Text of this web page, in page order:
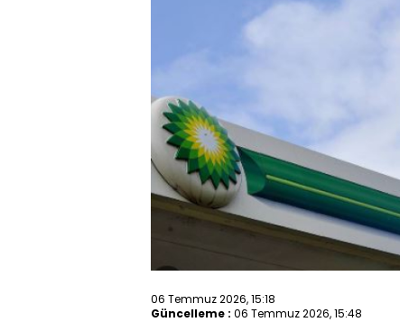
06 Temmuz 2026, 15:18
Güncelleme : 06 Temmuz 2026, 15:48